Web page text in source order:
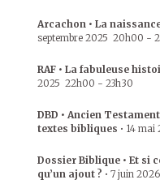
Arcachon • La
septembre 2025 20h00 -
RAF • La fabuleuse
2025 22h00 - 23h30
DBD • Ancien
textes bibliques • 14 mai
Dossier Biblique • Et si
qu’un ajout ? • 7 juin 2026